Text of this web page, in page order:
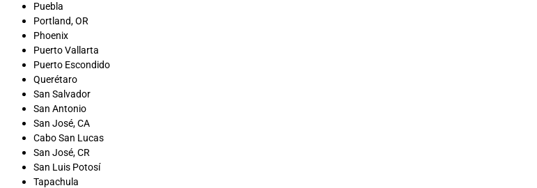
Puebla
Portland, OR
Phoenix
Puerto Vallarta
Puerto Escondido
Querétaro
San Salvador
San Antonio
San José, CA
Cabo San Lucas
San José, CR
San Luis Potosí
Tapachula